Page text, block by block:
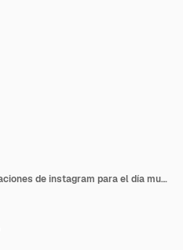
Colección plana de publicaciones de instagram para el día mundial del vegetarianismo